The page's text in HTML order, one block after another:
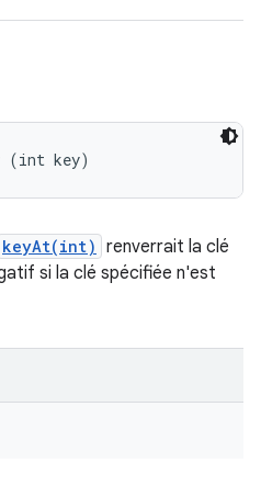
(int key)
keyAt(int) renverrait la clé
si la clé spécifiée n'est